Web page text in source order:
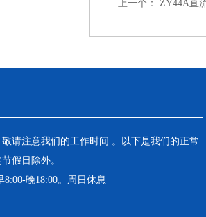
上一个： ZY44A直
请注意我们的工作时间 。以下是我们的正常
假日除外。
晚18:00。周日休息